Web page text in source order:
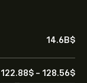
14.6B‎$‎
122.88‎$‎ - 128.56‎$‎